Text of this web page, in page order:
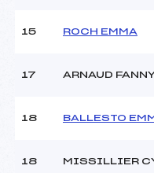
Catégorie :
15 ROCH EMMA
17 ARNAUD
18 BALLESTO
18 MISSILLIER